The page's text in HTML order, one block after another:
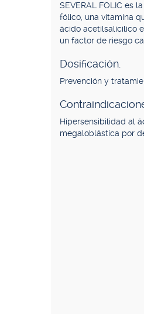
SEVERAL FOLIC es
fólico, una vitamina
ácido acetilsalicílico
un factor de riesgo
Dosificación.
Prevención y
Hipersensibilidad al
megaloblástica por